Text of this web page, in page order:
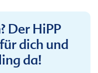
Der HiPP
dich und
da!